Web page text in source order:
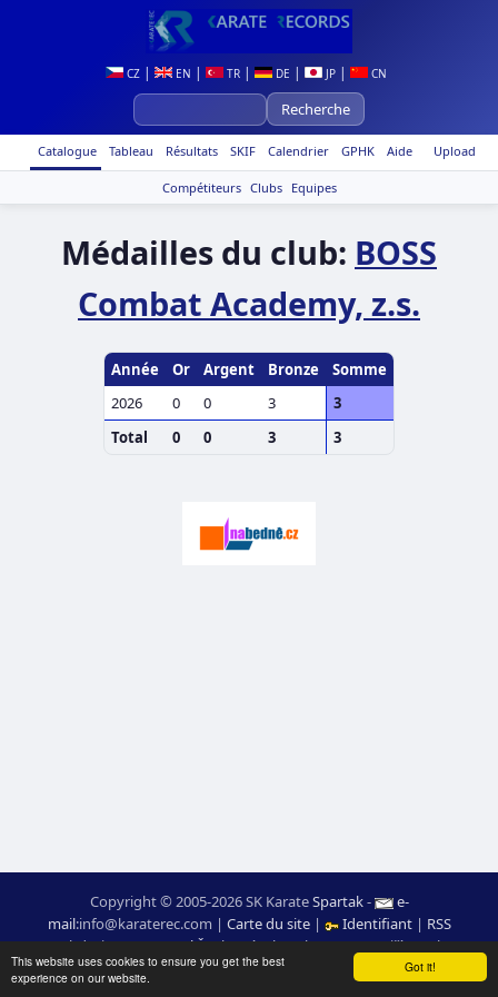
Got it!
This website uses cookies to ensure you get the best
experience on our website.
CZ| EN | TR| DE | JP| CN
Upload
Catalogue Tableau Résultats SKIF Calendrier GPHK Aide
Compétiteurs Clubs Equipes
Médailles du club: BOSS
Combat Academy, z.s.
Année Or Argent Bronze
Somme
2026
0 0 3
3
Total
0 0 3 3
Copyright © 2005-2026 SK KarateSpartak-
e-
mail:moc.ceretarak@ofni | Carte du site| Identifiant | RSS
webdesign:Ing. Pavel Švojgr,résultats karate: Mgr. Jiří Kotala